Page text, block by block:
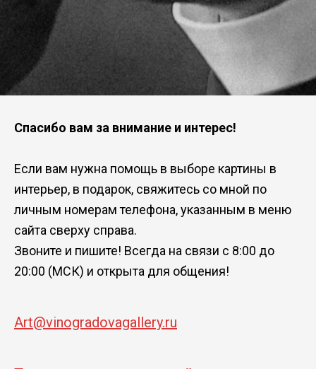
Спасибо вам за внимание и интерес!
Если вам нужна помощь в выборе картины в
интерьер, в подарок, свяжитесь со мной по
личным номерам телефона, указанным в меню
сайта сверху справа.
Звоните и пишите! Всегда на связи с 8:00 до
20:00 (МСК) и открыта для общения!
Art@vinogradovagallery.ru